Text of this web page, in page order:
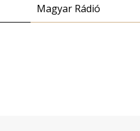
Magyar Rádió